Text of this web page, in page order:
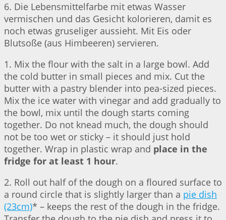
6. Die Lebensmittelfarbe mit etwas Wasser
vermischen und das Gesicht kolorieren, damit es
noch etwas gruseliger aussieht. Mit Eis oder
Blutsoße (aus Himbeeren) servieren.
1. Mix the flour with the salt in a large bowl. Add
the cold butter in small pieces and mix. Cut the
butter with a pastry blender into pea-sized pieces.
Mix the ice water with vinegar and add gradually to
the bowl, mix until the dough starts coming
together. Do not knead much, the dough should
not be too wet or sticky – it should just hold
together. Wrap in plastic wrap and place in the
fridge for at least 1 hour.
2. Roll out half of the dough on a floured surface to
a round circle that is slightly larger than a pie dish
(23cm)* – keeps the rest of the dough in the fridge.